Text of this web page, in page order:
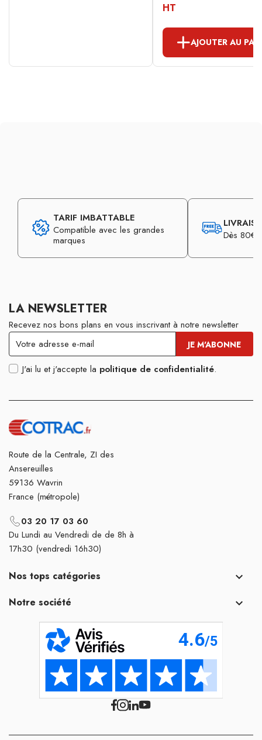
HT
AJOUTER AU
TARIF IMBATTABLE
Compatible avec les grandes
marques
Dès 80€
LA NEWSLETTER
Recevez nos bons plans en vous inscrivant à notre newsletter
J'ai lu et j'accepte la politique de confidentialité.
Route de la Centrale, ZI des
Ansereuilles
59136 Wavrin
France (métropole)
03 20 17 03 60
Du Lundi au Vendredi de de 8h à
17h30 (vendredi 16h30)
Nos tops catégories 
Notre société 